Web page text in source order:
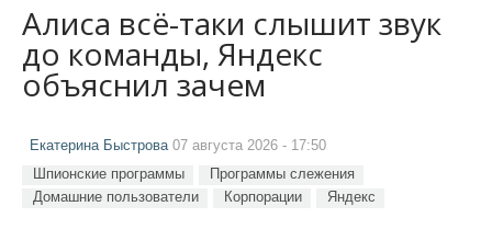
Алиса всё-таки слышит звук
до команды, Яндекс
объяснил зачем
Екатерина Быстрова 07 августа 2026 - 17:50
Шпионские программы
Программы слежения
Домашние пользователи
Корпорации Яндекс